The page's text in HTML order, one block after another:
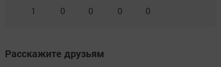
1 0 0 0 0
Расскажите друзьям